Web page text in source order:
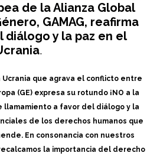
de la Alianza Global
GAMAG, reafirma
diálogo y la paz en el
.
Ucrania que agrava el conflicto entre
(GE) expresa su rotundo ¡NO a la
llamamiento a favor del diálogo y la
de los derechos humanos que
En consonancia con nuestros
la importancia del derecho